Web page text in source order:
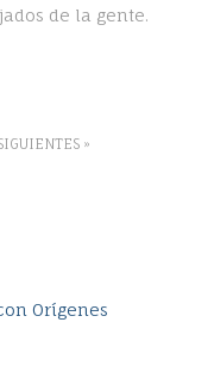
de la gente.
Orígenes